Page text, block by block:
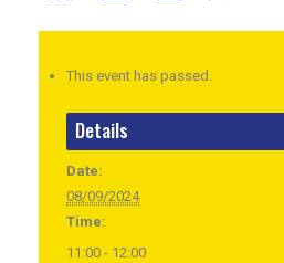
This event has passed.
Details
Date:
08/09/2024
Time:
11:00 - 12:00